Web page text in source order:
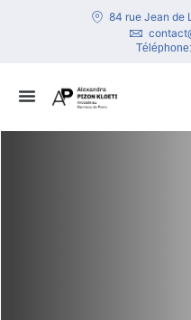
84 rue Jean de
Téléphone: